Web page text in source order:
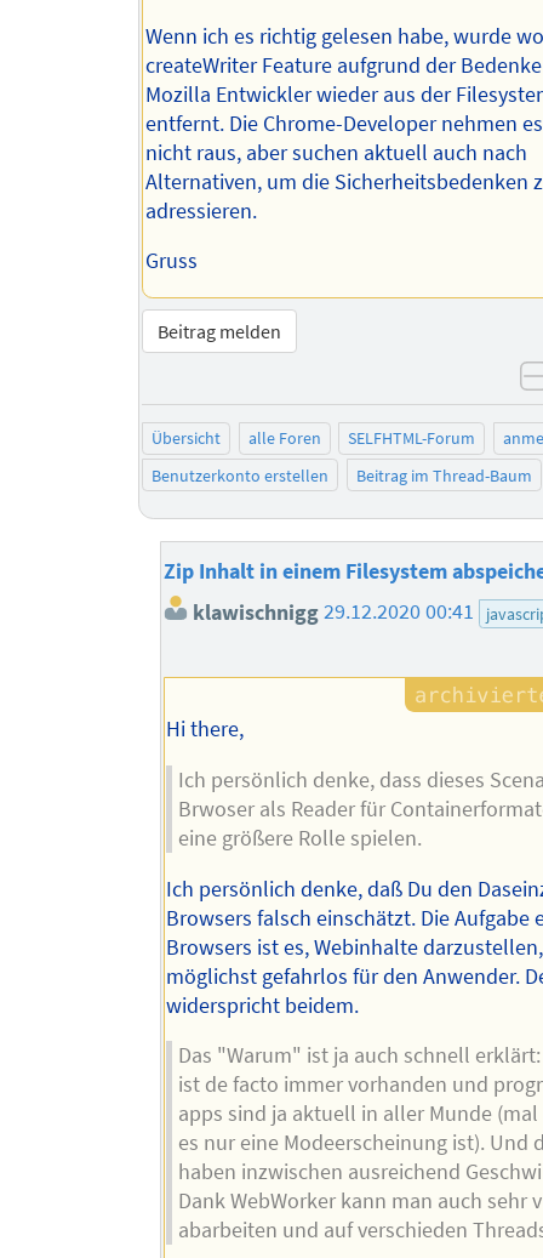
Wenn ich es richtig gelesen habe, wurde
createWriter Feature aufgrund der
Mozilla Entwickler wieder aus der
entfernt. Die Chrome-Developer nehmen
nicht raus, aber suchen aktuell auch nach
Alternativen, um die Sicherheitsbedenken
adressieren.
Gruss
Beitrag melden
Übersicht alle Foren SELFHTML-Forum
Benutzerkonto erstellen
Beitrag im Thread-Baum
Zip Inhalt in einem Filesystem
klawischnigg29.12.2020 00:41
Hi there,
Ich persönlich denke, dass dieses
Brwoser als Reader für
eine größere Rolle spielen.
Ich persönlich denke, daß Du den
Browsers falsch einschätzt. Die Aufgabe
Browsers ist es, Webinhalte
möglichst gefahrlos für den Anwender.
widerspricht beidem.
Das "Warum" ist ja auch schnell
ist de facto immer vorhanden und
apps sind ja aktuell in aller Munde
es nur eine Modeerscheinung ist). Und
haben inzwischen ausreichend
Dank WebWorker kann man auch sehr
abarbeiten und auf verschieden